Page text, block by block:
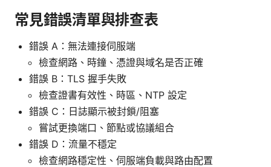
常見錯誤清單與排查表
錯誤 A：無法連接伺服端
檢查網路、時鐘、憑證與域名是否正確
錯誤 B：TLS 握手失敗
檢查證書有效性、時區、NTP 設定
錯誤 C：日誌顯示被封鎖/阻塞
嘗試更換端口、節點或協議組合
錯誤 D：流量不穩定
檢查網路穩定性、伺服端負載與路由配置